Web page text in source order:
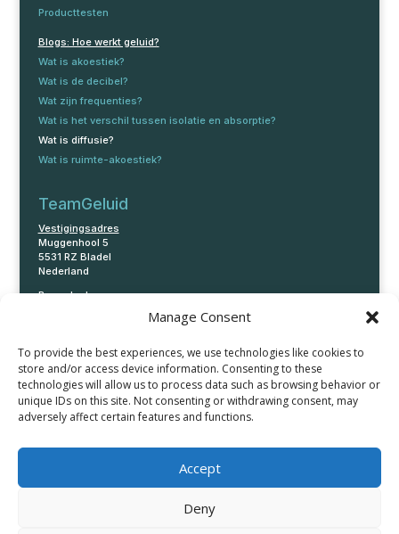
Manage Consent
To provide the best experiences, we use technologies like cookies to
store and/or access device information. Consenting to these
technologies will allow us to process data such as browsing behavior or
unique IDs on this site. Not consenting or withdrawing consent, may
adversely affect certain features and functions.
Accept
Deny
Producttesten
Blogs: Hoe werkt geluid?
Wat is akoestiek?
Wat is de decibel?
Wat zijn frequenties?
Wat is het verschil tussen isolatie en absorptie?
Wat is diffusie?
Wat is ruimte-akoestiek?
TeamGeluid
Vestigingsadres
Muggenhool 5
5531 RZ Bladel
Nederland
Bezoekadres
info@teamgeluid.nl
T: 085 200 73 33
KVK: 78463920
Open contactformulier